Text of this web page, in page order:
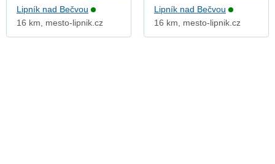
Lipník nad Bečvou
16 km, mesto-lipnik.cz
Lipník nad Bečvou
16 km, mesto-lipnik.cz